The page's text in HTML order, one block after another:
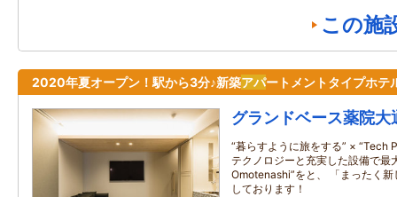
この施
2020年夏オープン！駅から3分♪新築アパートメントタイプホテ
グランドベース薬院大
“暮らすように旅をする” × “Tech
テクノロジーと充実した設備で最
Omotenashi”をと、 「まったく
しております！